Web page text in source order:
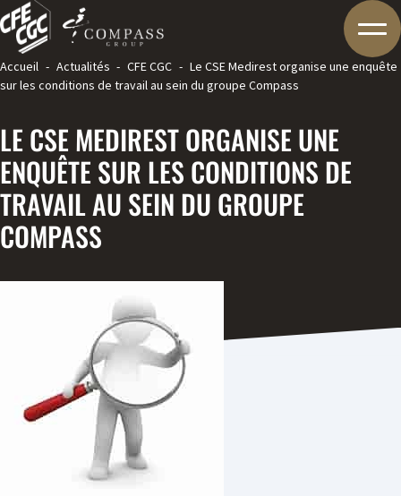
Accueil - Actualités - CFE CGC - Le CSE Medirest organise une enquête
sur les conditions de travail au sein du groupe Compass
LE CSE MEDIREST ORGANISE UNE
ENQUÊTE SUR LES CONDITIONS DE
TRAVAIL AU SEIN DU GROUPE
COMPASS